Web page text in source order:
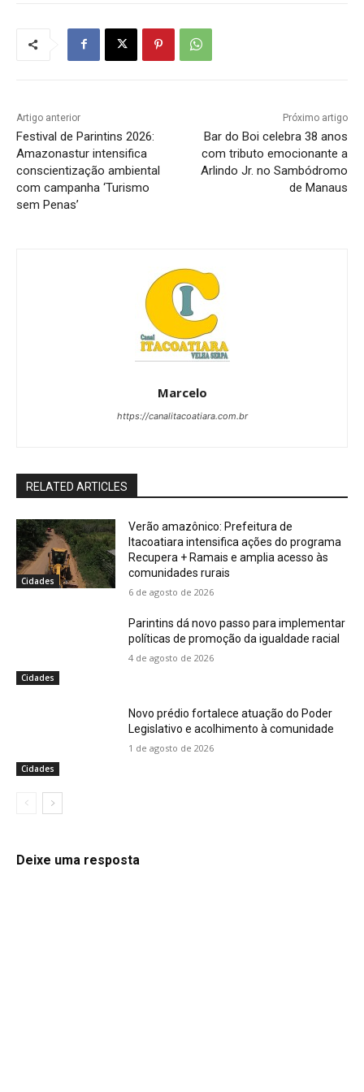
Artigo anterior
Festival de Parintins 2026:
Amazonastur intensifica
conscientização ambiental
com campanha ‘Turismo
sem Penas’
Próximo artigo
Bar do Boi celebra 38 anos
com tributo emocionante a
Arlindo Jr. no Sambódromo
de Manaus
Marcelo
https://canalitacoatiara.com.br
RELATED ARTICLES
Cidades
Verão amazônico: Prefeitura de
Itacoatiara intensifica ações do programa
Recupera + Ramais e amplia acesso às
comunidades rurais
6 de agosto de 2026
Cidades
Parintins dá novo passo para implementar
políticas de promoção da igualdade racial
4 de agosto de 2026
Cidades
Novo prédio fortalece atuação do Poder
Legislativo e acolhimento à comunidade
1 de agosto de 2026
Deixe uma resposta